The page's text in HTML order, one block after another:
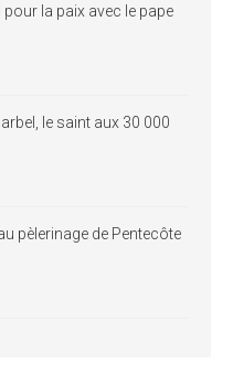
la paix avec le pape
le saint aux 30 000
pèlerinage de Pentecôte